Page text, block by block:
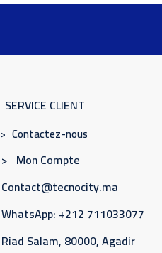
SERVICE CLIENT
> Contactez-nous
> Mon Compte
Contact@tecnocity.ma
WhatsApp: +212 711033077
Riad Salam, 80000, Agadir